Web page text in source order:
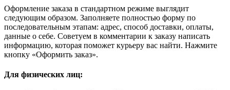
Оформление заказа в стандартном режиме выглядит
следующим образом. Заполняете полностью форму по
последовательным этапам: адрес, способ доставки, оплаты,
данные о себе. Советуем в комментарии к заказу написать
информацию, которая поможет курьеру вас найти. Нажмите
кнопку «Оформить заказ».
Для физических лиц: